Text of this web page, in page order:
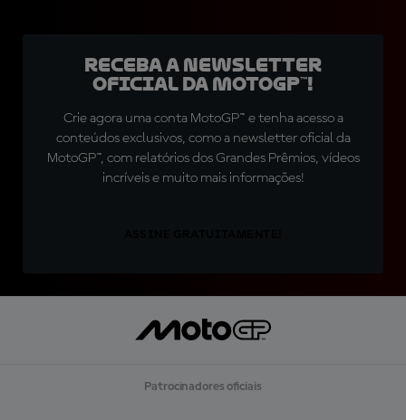
Receba a newsletter
oficial da MotoGP™!
Crie agora uma conta MotoGP™ e tenha acesso a
conteúdos exclusivos, como a newsletter oficial da
MotoGP™, com relatórios dos Grandes Prêmios, vídeos
incríveis e muito mais informações!
Patrocinadores oficiais